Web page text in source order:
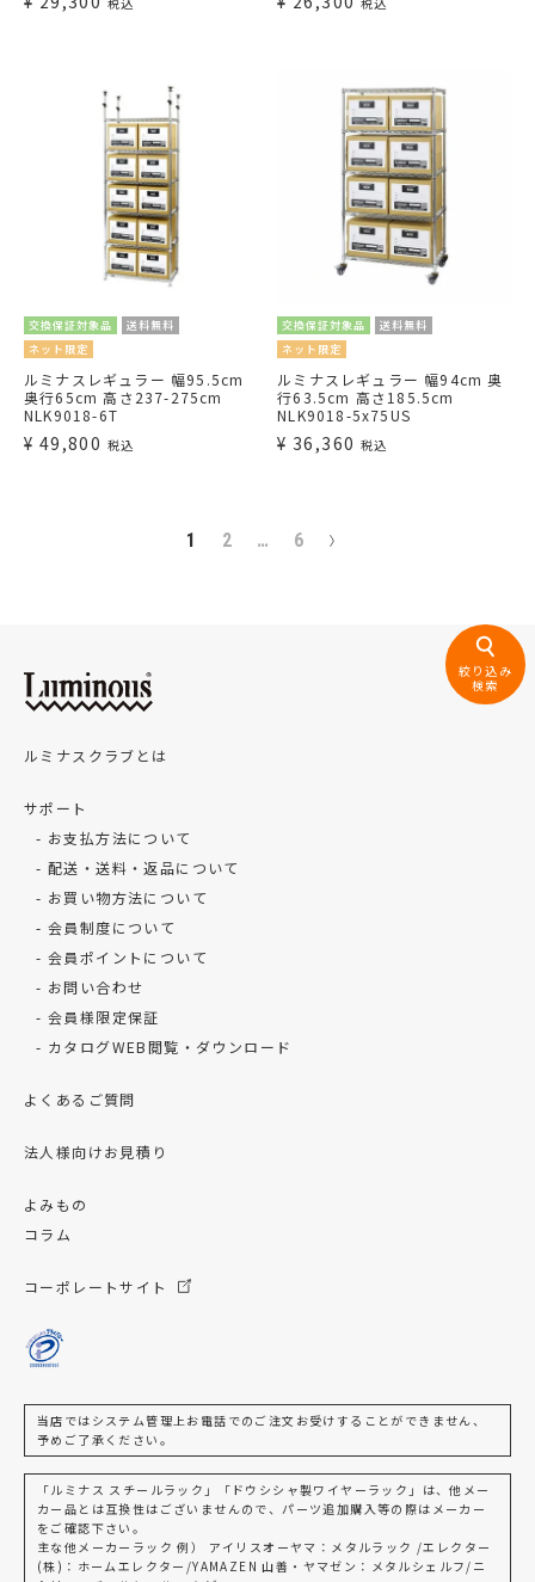
交換保証対象品
送料無料
ネット限定
ルミナスレギュラー 幅95.5cm
奥行65cm 高さ237-275cm
NLK9018-6T
¥ 49,800 税込
交換保証対象品
送料無料
ネット限定
ルミナスレギュラー 幅94cm 奥
行63.5cm 高さ185.5cm
NLK9018-5x75US
¥ 36,360 税込
1 2 … 6
絞り込み
検索
ルミナスクラブとは
サポート
お支払方法について
配送・送料・返品について
お買い物方法について
会員制度について
会員ポイントについて
お問い合わせ
会員様限定保証
カタログWEB閲覧・ダウンロード
よくあるご質問
法人様向けお見積り
よみもの
コラム
コーポレートサイト
当店ではシステム管理上お電話でのご注文お受けすることができません、
予めご了承ください。
「ルミナス スチールラック」「ドウシシャ製ワイヤーラック」は、他メー
カー品とは互換性はございませんので、パーツ追加購入等の際はメーカー
をご確認下さい。
主な他メーカーラック 例） アイリスオーヤマ：メタルラック /エレクター
(株)：ホームエレクター/YAMAZEN 山善・ヤマゼン：メタルシェルフ/ニ